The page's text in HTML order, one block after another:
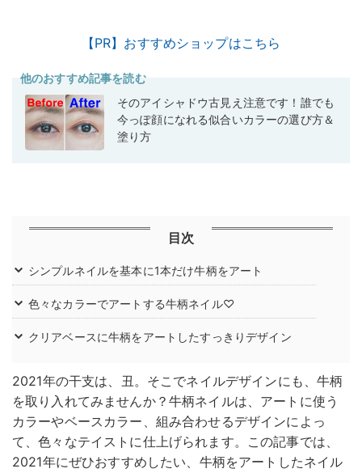
【PR】おすすめショップはこちら
他のおすすめ記事を読む
そのアイシャドウ古見え注意です！誰でも
今っぽ顔になれる似合いカラーの選び方＆
塗り方
目次
シンプルネイルを基本に1本だけ牛柄をアート
色々なカラーでアートする牛柄ネイル♡
クリアベースに牛柄をアートしたすっきりデザイン
2021年の干支は、丑。そこでネイルデザインにも、牛柄
を取り入れてみませんか？牛柄ネイルは、アートに使う
カラーやベースカラー、組み合わせるデザインによっ
て、色々なテイストに仕上げられます。この記事では、
2021年にぜひおすすめしたい、牛柄をアートしたネイル